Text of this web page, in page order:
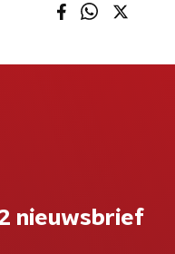
2 nieuwsbrief